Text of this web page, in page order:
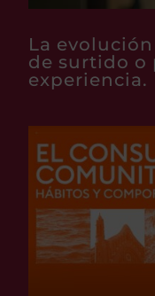
La
de surtido o
experiencia.